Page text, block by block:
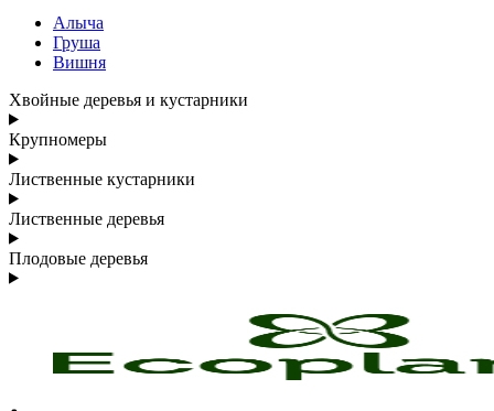
Алыча
Груша
Вишня
Хвойные деревья и кустарники
Крупномеры
Лиственные кустарники
Лиственные деревья
Плодовые деревья